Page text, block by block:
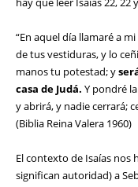
“En aquel día llamaré a
de tus vestiduras, y lo
manos tu potestad; y
casa de Judá. Y pondré
y abrirá, y nadie cerrará;
(Biblia Reina Valera 1960)
El contexto de Isaías nos
significan autoridad) a